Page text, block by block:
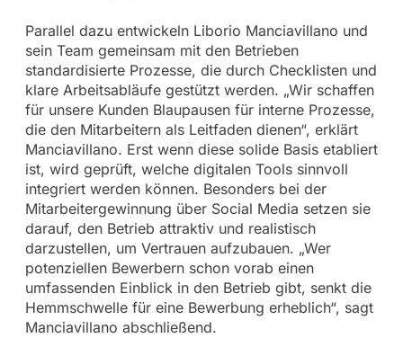
Parallel dazu entwickeln Liborio Manciavillano und
sein Team gemeinsam mit den Betrieben
standardisierte Prozesse, die durch Checklisten und
klare Arbeitsabläufe gestützt werden. „Wir schaffen
für unsere Kunden Blaupausen für interne Prozesse,
die den Mitarbeitern als Leitfaden dienen“, erklärt
Manciavillano. Erst wenn diese solide Basis etabliert
ist, wird geprüft, welche digitalen Tools sinnvoll
integriert werden können. Besonders bei der
Mitarbeitergewinnung über Social Media setzen sie
darauf, den Betrieb attraktiv und realistisch
darzustellen, um Vertrauen aufzubauen. „Wer
potenziellen Bewerbern schon vorab einen
umfassenden Einblick in den Betrieb gibt, senkt die
Hemmschwelle für eine Bewerbung erheblich“, sagt
Manciavillano abschließend.